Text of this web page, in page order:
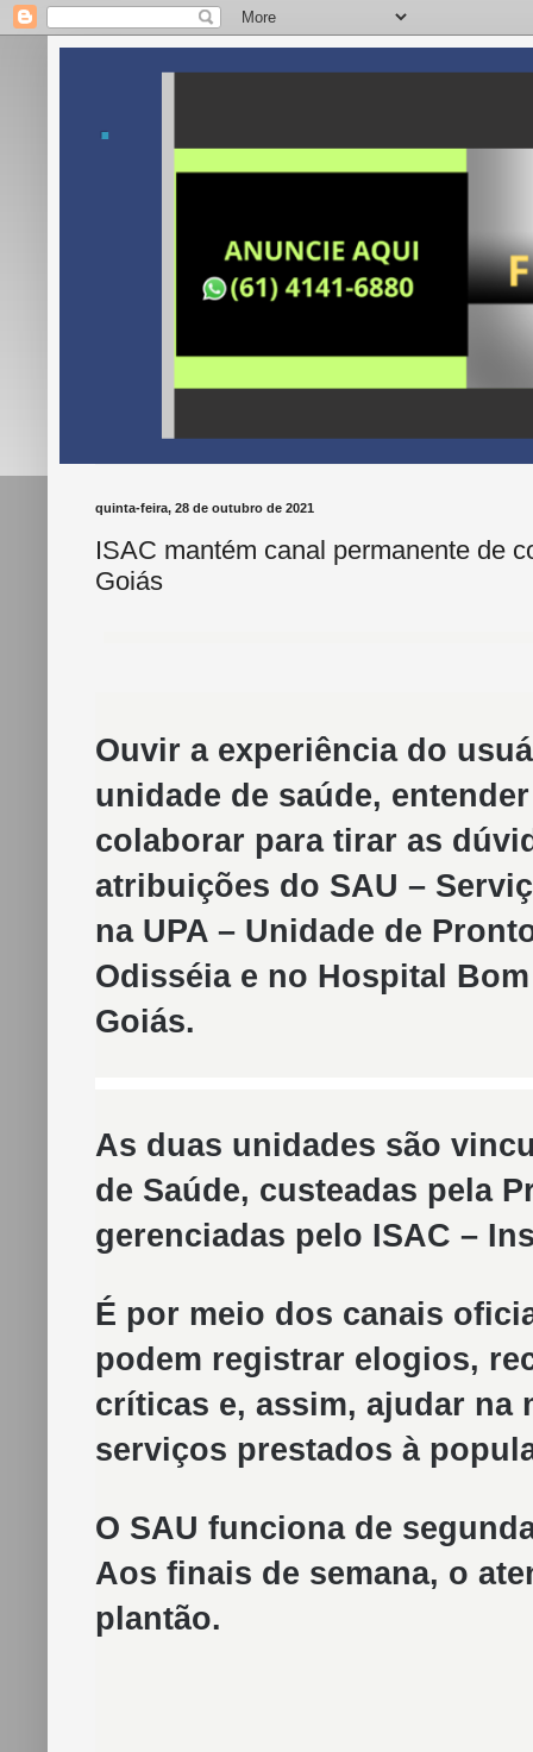
.
quinta-feira, 28 de outubro de 2021
ISAC mantém canal permanente de
Goiás
Ouvir a experiência do
unidade de saúde,
colaborar para tirar as
atribuições do SAU –
na UPA – Unidade de
Odisséia e no Hospital
Goiás.
As duas unidades são
de Saúde, custeadas pela
gerenciadas pelo ISAC –
É por meio dos canais
podem registrar elogios,
críticas e, assim, ajudar na
serviços prestados à
O SAU funciona de
Aos finais de semana, o
plantão.